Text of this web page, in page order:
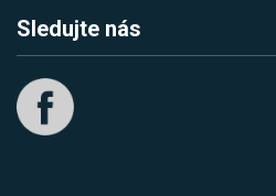
Sledujte nás